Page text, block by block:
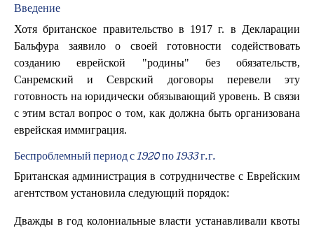
Введение
Хотя британское правительство в 1917 г. в Декларации
Бальфура заявило о своей готовности содействовать
созданию еврейской "родины" без обязательств,
Санремский и Севрский договоры перевели эту
готовность на юридически обязывающий уровень. В связи
с этим встал вопрос о том, как должна быть организована
еврейская иммиграция.
Беспроблемный период с 1920 по 1933 г.г.
Британская администрация в сотрудничестве с Еврейским
агентством установила следующий порядок:
Дважды в год колониальные власти устанавливали квоты